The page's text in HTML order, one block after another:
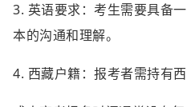
3. 英语要求：考生需要具备
本的沟通和理解。
4. 西藏户籍：报考者需持有西